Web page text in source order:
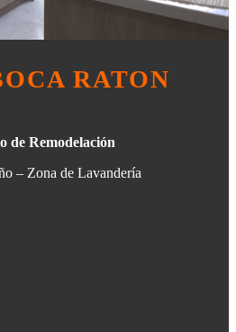
RATON
de Remodelación
– Zona de Lavandería